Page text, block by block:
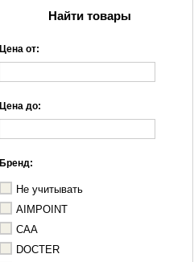
Найти товары
Цена от:
Цена до:
Бренд:
Не учитывать
AIMPOINT
CAA
DOCTER